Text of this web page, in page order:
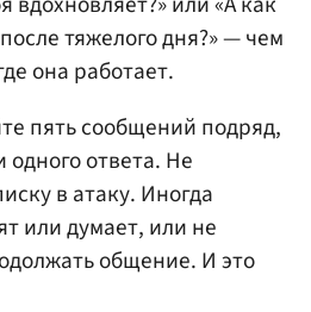
тяжелого дня?» — чем
она работает.
пять сообщений подряд,
ответа. Не
в атаку. Иногда
или думает, или не
общение. И это